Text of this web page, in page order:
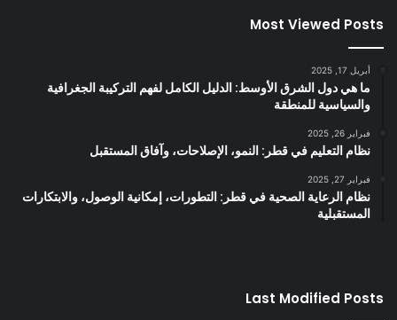
Most Viewed Posts
أبريل 17, 2025
ما هي دول الشرق الأوسط: الدليل الكامل لفهم التركيبة الجغرافية
والسياسية للمنطقة
فبراير 26, 2025
نظام التعليم في قطر: النمو، الإصلاحات، وآفاق المستقبل
فبراير 27, 2025
نظام الرعاية الصحية في قطر: التطورات، إمكانية الوصول، والابتكارات
المستقبلية
Last Modified Posts